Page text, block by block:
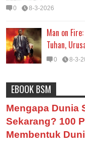
0 8-3-2026
Man on
Tuhan,
0 8-3-
Astronomi Biologi
Entertainment
Fakta
Filsafat
Flora
Mengapa
Mencetak
biar Kaya?
Ilustrasi/
EBOOK BSM
Mengapa Dunia
Sekarang? 100
Membentuk